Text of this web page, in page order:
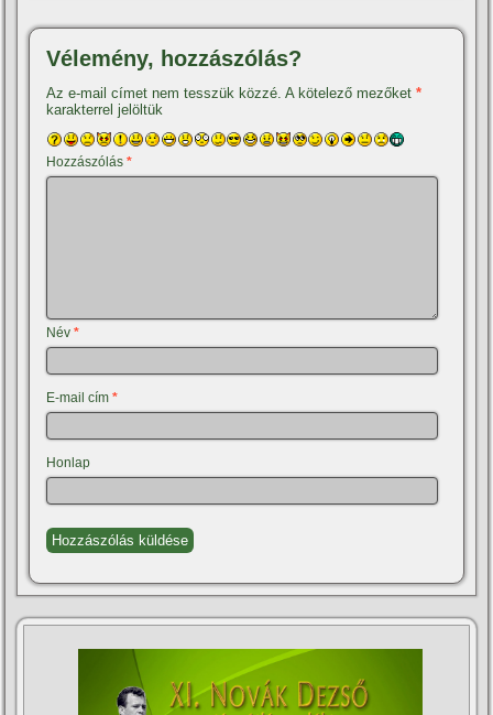
Vélemény, hozzászólás?
Az e-mail címet nem tesszük közzé. A kötelező mezőket*
karakterrel jelöltük
Hozzászólás*
Név*
E-mail cím*
Honlap